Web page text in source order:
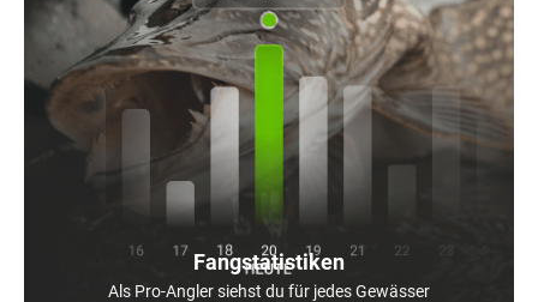
Fangstatistiken
Als Pro-Angler siehst du für jedes Gewässer